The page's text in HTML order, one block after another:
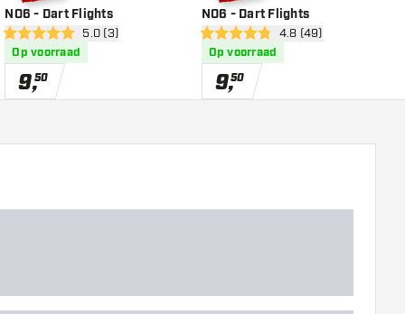
NO6 - Dart Flights
open reviews drawer
5 score sterren5.0 (3)
Op voorraad
9,50
NO6 - Dart Flights
open reviews drawer
4.8 score sterren4.8 (49)
Op voorraad
9,50